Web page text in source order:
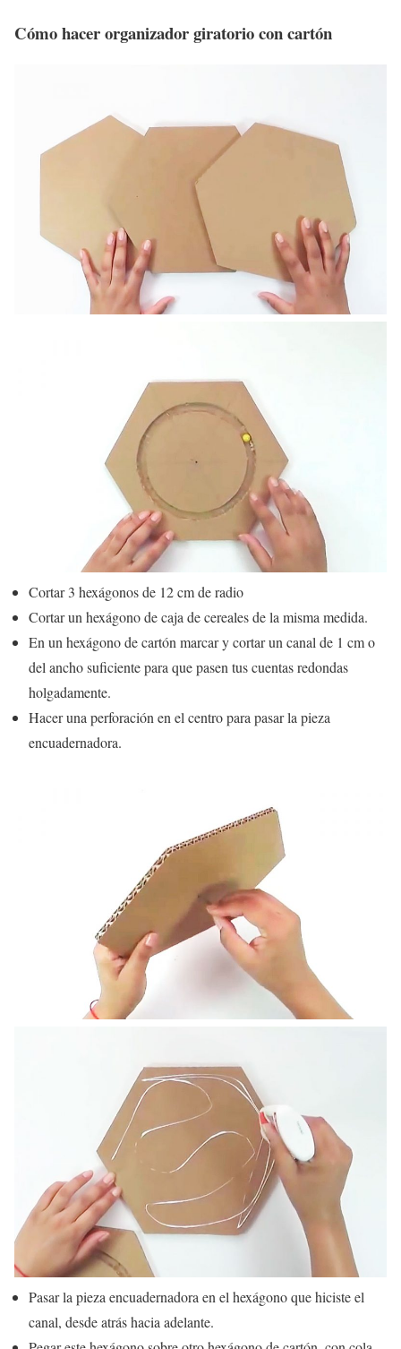
Cómo hacer organizador giratorio con cartón
Cortar 3 hexágonos de 12 cm de radio
Cortar un hexágono de caja de cereales de la misma medida.
En un hexágono de cartón marcar y cortar un canal de 1 cm o
del ancho suficiente para que pasen tus cuentas redondas
holgadamente.
Hacer una perforación en el centro para pasar la pieza
encuadernadora.
Pasar la pieza encuadernadora en el hexágono que hiciste el
canal, desde atrás hacia adelante.